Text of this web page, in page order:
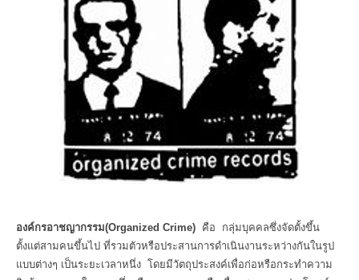
องค์กรอาชญากรรม(Organized Crime) คือ กลุ่มบุคคลซึ่งจัดตั้งขึ้น
ตั้งแต่สามคนขึ้นไป ที่รวมตัวหรือประสานการดำเนินงานระหว่างกันในรูป
แบบต่างๆ เป็นระยะเวลาหนึ่ง โดยมีวัตถุประสงค์เพื่อก่อหรือกระทำความ